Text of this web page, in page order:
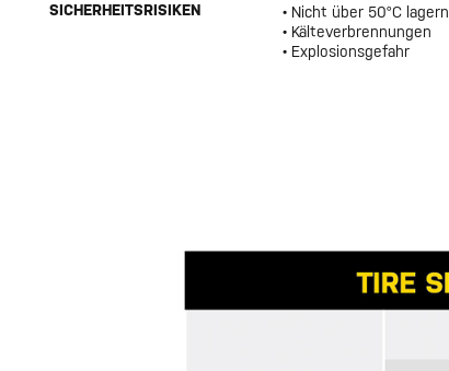
SICHERHEITSRISIKEN
• Nicht über 50°C lagern
• Kälteverbrennungen
• Explosionsgefahr